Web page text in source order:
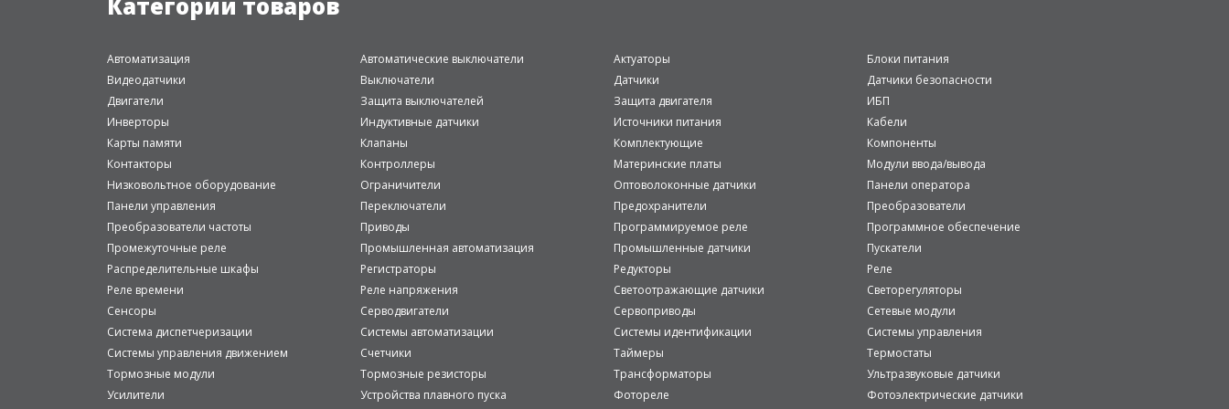
Автоматизация Автоматические выключатели Актуаторы
Блоки питания
Видеодатчики
Выключатели Датчики
Датчики безопасности
Двигатели
Защита выключателей Защита двигателя
ИБП
Инверторы
Индуктивные датчики Источники питания
Кабели
Карты памяти
Клапаны Комплектующие
Компоненты
Контакторы
Контроллеры Материнские платы
Модули ввода/вывода
Низковольтное оборудование
Ограничители Оптоволоконные датчики
Панели оператора
Панели управления
Переключатели Предохранители
Преобразователи
Преобразователи частоты
Приводы Программируемое реле
Программное обеспечение
Промежуточные реле
Промышленная автоматизация Промышленные датчики
Пускатели
Распределительные шкафы
Регистраторы Редукторы
Реле
Реле времени
Реле напряжения Светоотражающие датчики
Светорегуляторы
Сенсоры
Серводвигатели Сервоприводы
Сетевые модули
Система диспетчеризации
Системы автоматизации Системы идентификации
Системы управления
Системы управления движением
Счетчики Таймеры
Термостаты
Тормозные модули
Тормозные резисторы Трансформаторы
Ультразвуковые датчики
Усилители
Устройства плавного пуска Фотореле
Фотоэлектрические датчики